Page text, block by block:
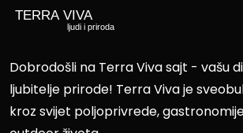
Dobrodošli na Terra Viva sajt - vašu
ljubitelje prirode! Terra Viva je
kroz svijet poljoprivrede,